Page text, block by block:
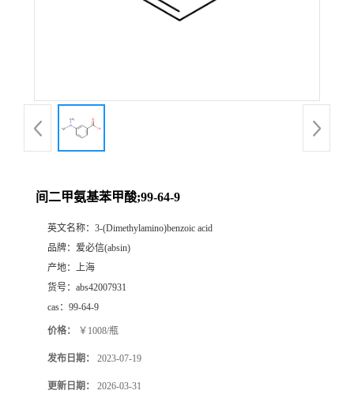
间二甲氨基苯甲酸;99-64-9
英文名称： 3-(Dimethylamino)benzoic acid
品牌： 爱必信(absin)
产地： 上海
货号： abs42007931
cas： 99-64-9
价格： ￥1008/瓶
发布日期： 2023-07-19
更新日期： 2026-03-31